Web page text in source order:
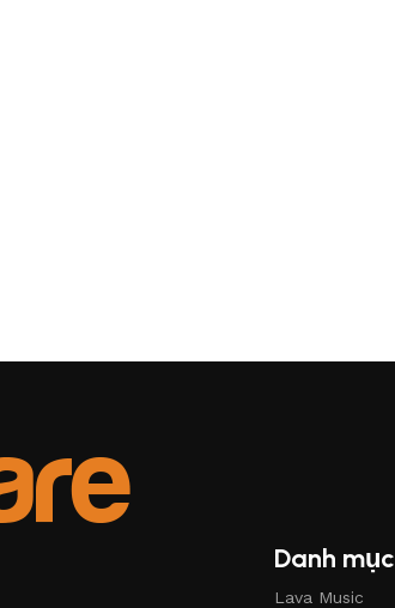
Danh mục
Lava Music